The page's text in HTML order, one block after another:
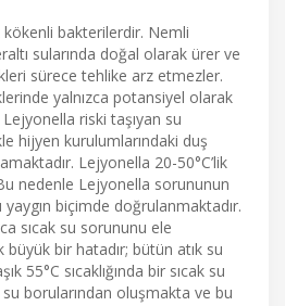
bakterilerdir. Nemli
sularında doğal olarak ürer ve
sürece tehlike arz etmezler.
yalnızca potansiyel olarak
riski taşıyan su
hijyen kurulumlarındaki duş
Lejyonella 20-50°C’lik
nedenle Lejyonella sorununun
yaygın biçimde doğrulanmaktadır.
sıcak su sorununu ele
bir hatadır; bütün atık su
55°C sıcaklığında bir sıcak su
borularından oluşmakta ve bu